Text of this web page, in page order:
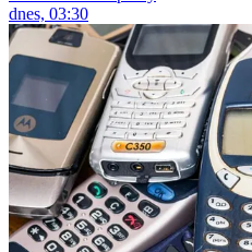
dnes, 03:30